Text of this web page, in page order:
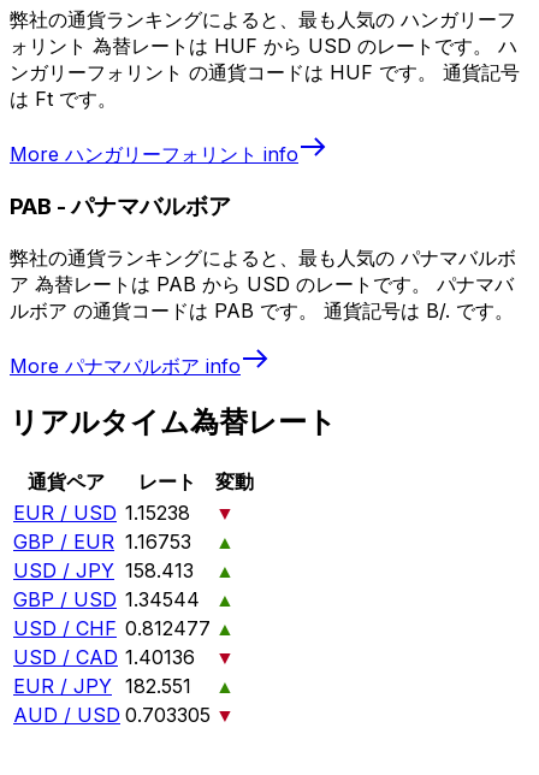
弊社の通貨ランキングによると、最も人気の ハンガリーフ
ォリント 為替レートは HUF から USD のレートです。 ハ
ンガリーフォリント の通貨コードは HUF です。 通貨記号
は Ft です。
More ハンガリーフォリント info
PAB -パナマバルボア
弊社の通貨ランキングによると、最も人気の パナマバルボ
ア 為替レートは PAB から USD のレートです。 パナマバ
ルボア の通貨コードは PAB です。 通貨記号は B/. です。
More パナマバルボア info
リアルタイム為替レート
通貨ペア レート
変動
EUR / USD 1.15238
▼
GBP / EUR 1.16753
▲
USD / JPY 158.413
▲
GBP / USD 1.34544
▲
USD / CHF 0.812477 ▲
USD / CAD 1.40136
▼
EUR / JPY 182.551
▲
AUD / USD 0.703305 ▼